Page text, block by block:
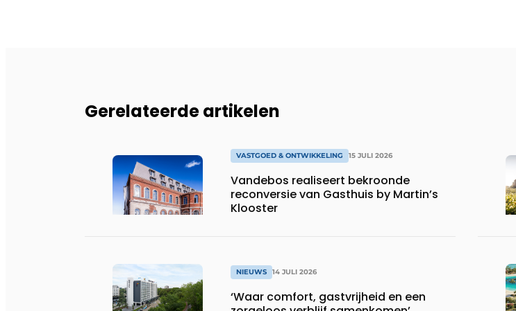
Gerelateerde artikelen
VASTGOED & ONTWIKKELING 15 JULI 2026
Vandebos realiseert bekroonde
reconversie van Gasthuis by Martin’s
Klooster
NIEUWS 14 JULI 2026
‘Waar comfort, gastvrijheid en een